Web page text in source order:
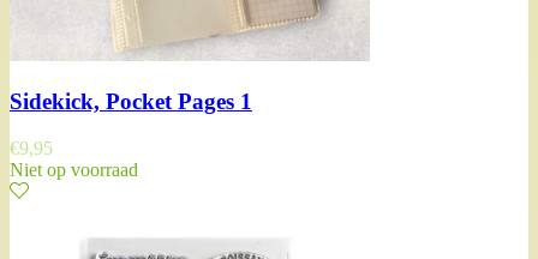
Sidekick, Pocket Pages 1
€9,95
Niet op voorraad